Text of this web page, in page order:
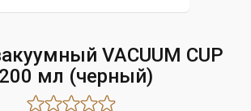
VACUUM CUP
мл (черный)